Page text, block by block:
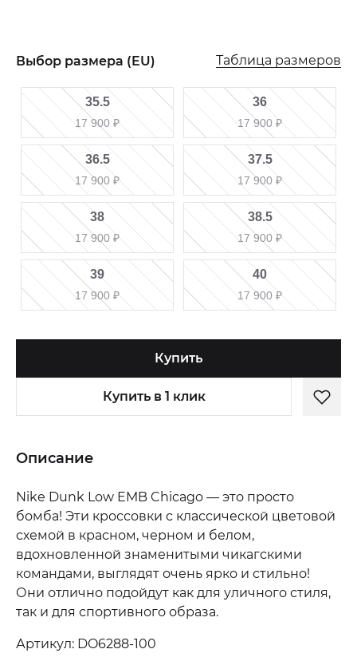
Выбор размера (EU) Таблица размеров
35.5
17 900 ₽
36
17 900 ₽
36.5
17 900 ₽
37.5
17 900 ₽
38
17 900 ₽
38.5
17 900 ₽
39
17 900 ₽
40
17 900 ₽
Купить
Купить в 1 клик
Описание
Nike Dunk Low EMB Chicago — это просто
бомба! Эти кроссовки с классической цветовой
схемой в красном, черном и белом,
вдохновленной знаменитыми чикагскими
командами, выглядят очень ярко и стильно!
Они отлично подойдут как для уличного стиля,
так и для спортивного образа.
Артикул: DO6288-100